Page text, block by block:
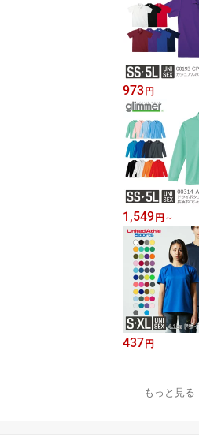
973円
1,549円 ～
437円
もっと見る